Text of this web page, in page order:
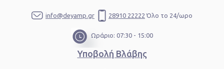
info@deyamp.gr 28910 22222 Όλο το 24/ωρο
Ωράριο: 07:30 - 15:00
Υποβολή Βλάβης